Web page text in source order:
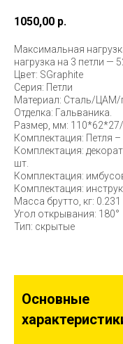
1050,00 р.
Максимальная
нагрузка на 3 петли —
Цвет: SGraphite
Серия: Петли
Материал: Сталь/ЦАМ/
Отделка: Гальваника.
Размер, мм: 110*62*27/
Комплектация: Петля –
Комплектация:
шт.
Комплектация:
Комплектация:
Масса брутто, кг: 0.231
Угол открывания: 180°
Тип: скрытые
Основные